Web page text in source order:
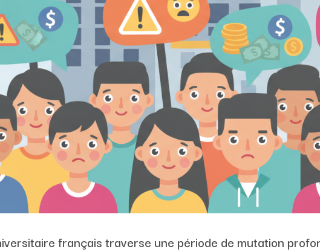
français traverse une période de mutation